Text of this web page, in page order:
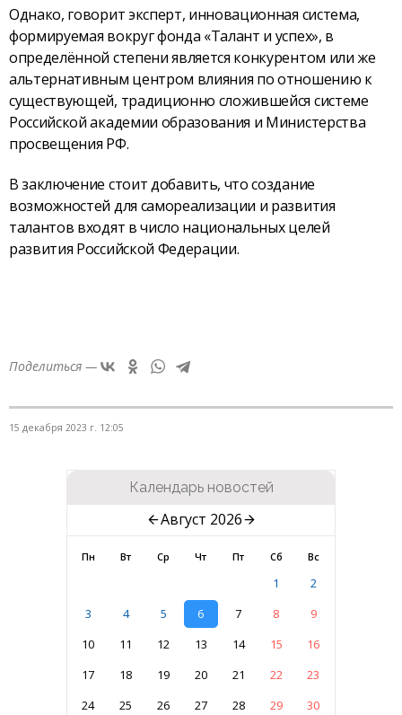
Однако, говорит эксперт, инновационная система,
формируемая вокруг фонда «Талант и успех», в
определённой степени является конкурентом или же
альтернативным центром влияния по отношению к
существующей, традиционно сложившейся системе
Российской академии образования и Министерства
просвещения РФ.
В заключение стоит добавить, что создание
возможностей для самореализации и развития
талантов входят в число национальных целей
развития Российской Федерации.
Поделиться —
15 декабря 2023 г. 12:05
Календарь новостей
Август 2026
Пн Вт Ср Чт Пт Сб Вс
1
2
3
4 5 6 7 8
9
10
11 12 13 14 15
16
17
18 19 20 21 22
23
24
25 26 27 28 29
30